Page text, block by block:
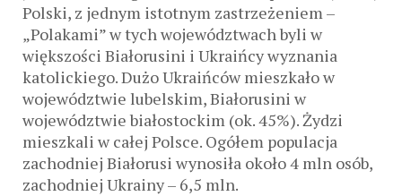
Polski, z jednym istotnym zastrzeżeniem –
„Polakami” w tych województwach byli w
większości Białorusini i Ukraińcy wyznania
katolickiego. Dużo Ukraińców mieszkało w
województwie lubelskim, Białorusini w
województwie białostockim (ok. 45%). Żydzi
mieszkali w całej Polsce. Ogółem populacja
zachodniej Białorusi wynosiła około 4 mln osób,
zachodniej Ukrainy – 6,5 mln.